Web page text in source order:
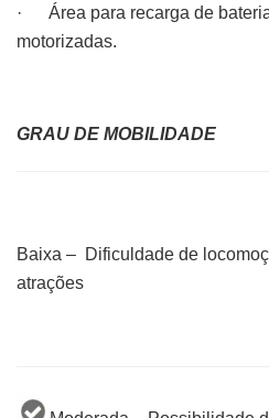
· Área para recarga de
motorizadas.
GRAU DE MOBILIDADE
Baixa – Dificuldade de
atrações